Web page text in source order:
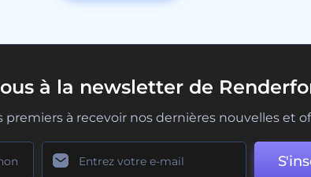
à la newsletter de
premiers à recevoir nos dernières nouvelles et